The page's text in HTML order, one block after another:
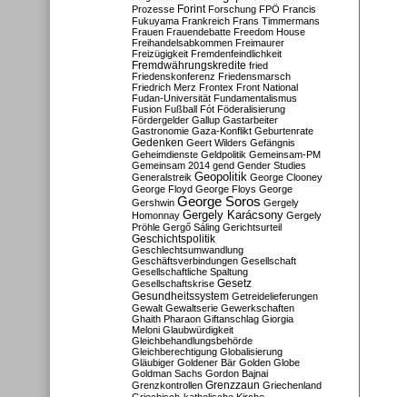
Prozesse Forint Forschung FPÖ Francis
Fukuyama Frankreich Frans Timmermans
Frauen Frauendebatte Freedom House
Freihandelsabkommen Freimaurer
Freizügigkeit Fremdenfeindlichkeit
Fremdwährungskredite fried
Friedenskonferenz Friedensmarsch
Friedrich Merz Frontex Front National
Fudan-Universität Fundamentalismus
Fusion Fußball Fót Föderalisierung
Fördergelder Gallup Gastarbeiter
Gastronomie Gaza-Konflikt Geburtenrate
Gedenken Geert Wilders Gefängnis
Geheimdienste Geldpolitik Gemeinsam-PM
Gemeinsam 2014 gend Gender Studies
Generalstreik Geopolitik George Clooney
George Floyd George Floys George
Gershwin George Soros Gergely
Homonnay Gergely Karácsony Gergely
Pröhle Gergő Sáling Gerichtsurteil
Geschichtspolitik
Geschlechtsumwandlung
Geschäftsverbindungen Gesellschaft
Gesellschaftliche Spaltung
Gesellschaftskrise Gesetz
Gesundheitssystem Getreidelieferungen
Gewalt Gewaltserie Gewerkschaften
Ghaith Pharaon Giftanschlag Giorgia
Meloni Glaubwürdigkeit
Gleichbehandlungsbehörde
Gleichberechtigung Globalisierung
Gläubiger Goldener Bär Golden Globe
Goldman Sachs Gordon Bajnai
Grenzkontrollen Grenzzaun Griechenland